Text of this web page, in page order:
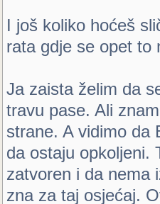
I još koliko hoćeš
rata gdje se opet to
Ja zaista želim da
travu pase. Ali
strane. A vidimo da
da ostaju opkoljeni.
zatvoren i da nema
zna za taj osjećaj.